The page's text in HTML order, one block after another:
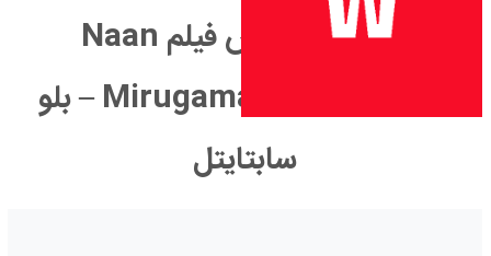
دانلود زیرنویس فیلم Naan
Mirugamaai Maara 2022 – بلو
سابتايتل